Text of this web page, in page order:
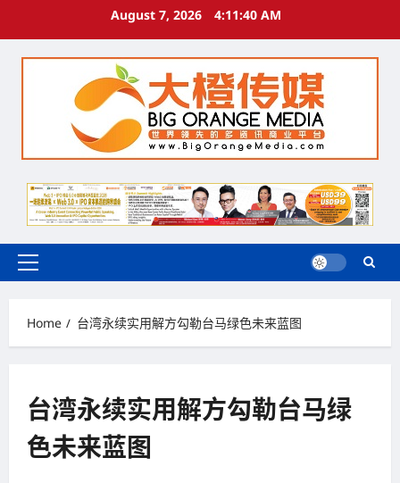
August 7, 2026 4:11:41 AM
Primary
Home
台湾永续实用解方勾勒台马绿色未来蓝图
台湾永续实用解方勾勒台马绿
色未来蓝图